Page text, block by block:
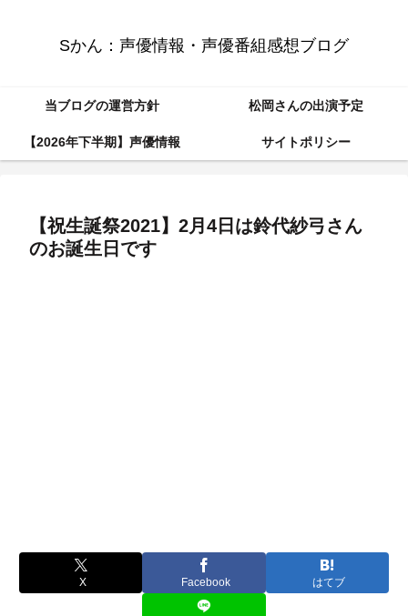
Sかん：声優情報・声優番組感想ブログ
当ブログの運営方針 松岡さんの出演予定
【2026年下半期】声優情報 サイトポリシー
【祝生誕祭2021】2月4日は鈴代紗弓さん
のお誕生日です
X Facebook はてブ